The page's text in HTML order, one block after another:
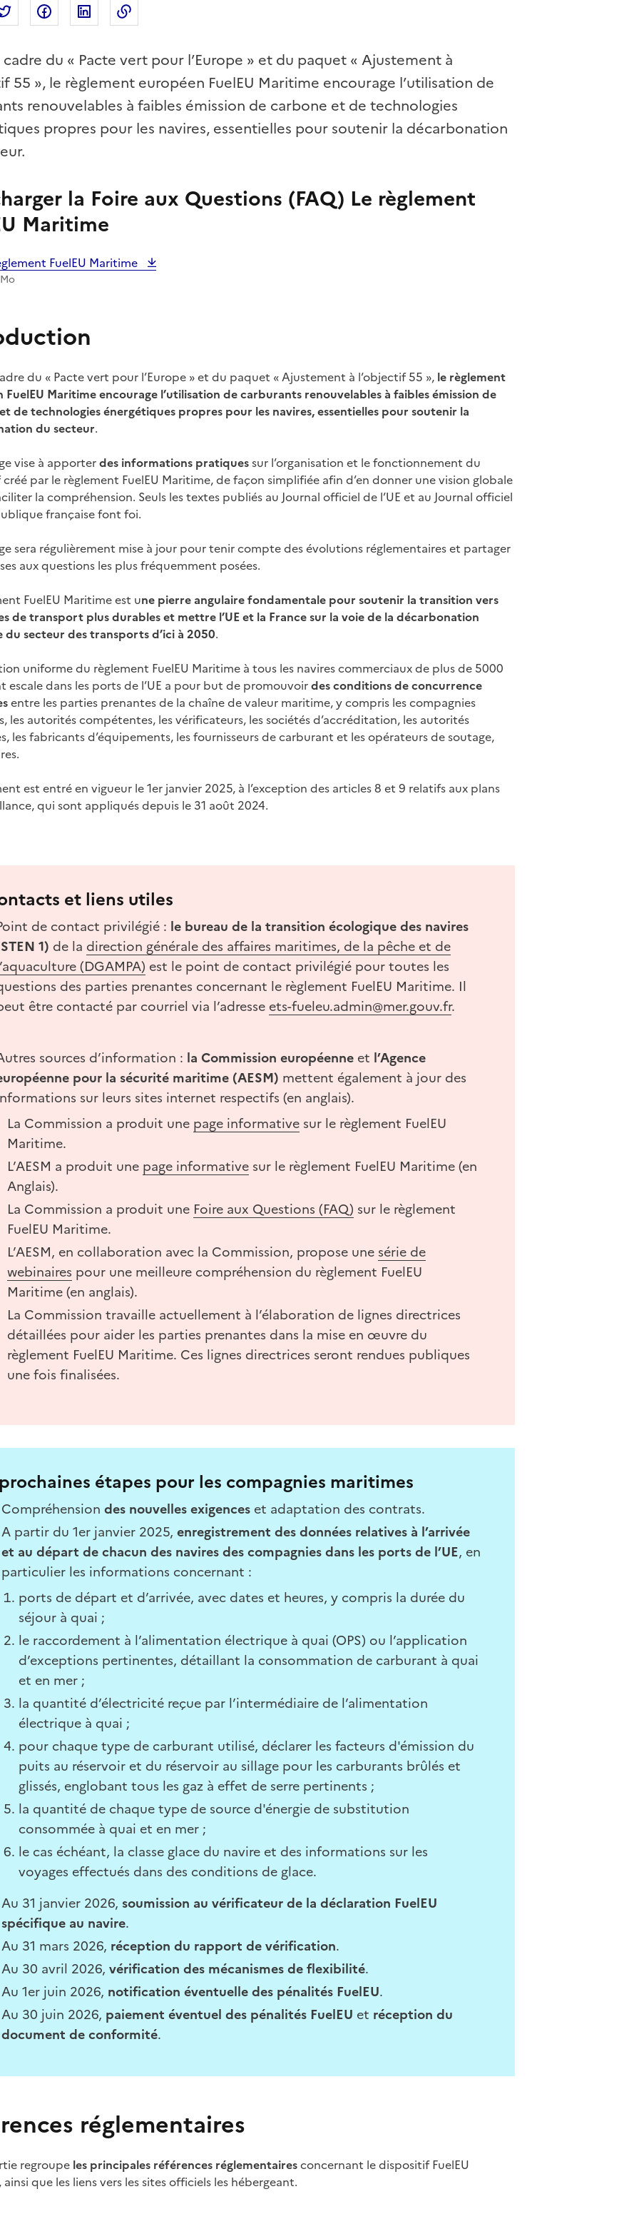
par mail
Partager sur Twitter
Partager sur Facebook
Partager sur Linkedin
cadre du « Pacte vert pour l’Europe » et du paquet « Ajustement à
55 », le règlement européen FuelEU Maritime encourage l’utilisation de
renouvelables à faibles émission de carbone et de technologies
propres pour les navires, essentielles pour soutenir la décarbonation
la Foire aux Questions (FAQ) Le règlement
Maritime
: FuelEU Maritime
du « Pacte vert pour l’Europe » et du paquet « Ajustement à l’objectif 55 », le règlement
FuelEU Maritime encourage l’utilisation de carburants renouvelables à faibles émission de
de technologies énergétiques propres pour les navires, essentielles pour soutenir la
du secteur.
vise à apporterdes informations pratiquessur l’organisation et le fonctionnement du
par le règlement FuelEU Maritime, de façon simplifiée afin d’en donner une vision globale
la compréhension. Seuls les textes publiés au Journal officiel de l’UE et au Journal officiel
française font foi.
sera régulièrement mise à jour pour tenir compte des évolutions réglementaires et partager
aux questions les plus fréquemment posées.
FuelEU Maritime est une pierre angulaire fondamentale pour soutenir la transition vers
de transport plus durables et mettre l’UE et la France sur la voie de la décarbonation
secteur des transports d’ici à 2050.
uniforme du règlement FuelEU Maritime à tous les navires commerciaux de plus de 5000
escale dans les ports de l’UE a pour but de promouvoirdes conditions de concurrence
entre les parties prenantes de la chaîne de valeur maritime, y compris les compagnies
les autorités compétentes, les vérificateurs, les sociétés d’accréditation, les autorités
les fabricants d’équipements, les fournisseurs de carburant et les opérateurs de soutage,
est entré en vigueur le 1er janvier 2025, à l’exception des articles 8 et 9 relatifs aux plans
qui sont appliqués depuis le 31 août 2024.
et liens utiles
de contact privilégié : le bureau de la transition écologique des navires
1) de la direction générale des affaires maritimes, de la pêche et de
(DGAMPA) est le point de contact privilégié pour toutes les
des parties prenantes concernant le règlement FuelEU Maritime. Il
être contacté par courriel via l’adresse ets-fueleu.admin@mer.gouv.fr.
sources d’information : la Commission européenne et l’Agence
pour la sécurité maritime (AESM) mettent également à jour des
sur leurs sites internet respectifs (en anglais).
La Commission a produit une page informative sur le règlement FuelEU
Maritime.
L’AESM a produit une page informative sur le règlement FuelEU Maritime (en
Anglais).
La Commission a produit une Foire aux Questions (FAQ) sur le règlement
FuelEU Maritime.
L’AESM, en collaboration avec la Commission, propose une série de
webinaires pour une meilleure compréhension du règlement FuelEU
Maritime (en anglais).
La Commission travaille actuellement à l’élaboration de lignes directrices
détaillées pour aider les parties prenantes dans la mise en œuvre du
règlement FuelEU Maritime. Ces lignes directrices seront rendues publiques
une fois finalisées.
étapes pour les compagnies maritimes
Compréhension des nouvelles exigences et adaptation des contrats.
A partir du 1er janvier 2025, enregistrement des données relatives à l’arrivée
et au départ de chacun des navires des compagnies dans les ports de l’UE, en
particulier les informations concernant :
ports de départ et d’arrivée, avec dates et heures, y compris la durée du
séjour à quai ;
le raccordement à l’alimentation électrique à quai (OPS) ou l’application
d’exceptions pertinentes, détaillant la consommation de carburant à quai
et en mer ;
la quantité d’électricité reçue par l’intermédiaire de l’alimentation
électrique à quai ;
pour chaque type de carburant utilisé, déclarer les facteurs d'émission du
puits au réservoir et du réservoir au sillage pour les carburants brûlés et
glissés, englobant tous les gaz à effet de serre pertinents ;
la quantité de chaque type de source d'énergie de substitution
consommée à quai et en mer ;
le cas échéant, la classe glace du navire et des informations sur les
voyages effectués dans des conditions de glace.
Au 31 janvier 2026, soumission au vérificateur de la déclaration FuelEU
spécifique au navire.
Au 31 mars 2026, réception du rapport de vérification.
Au 30 avril 2026, vérification des mécanismes de flexibilité.
Au 1er juin 2026, notification éventuelle des pénalités FuelEU.
Au 30 juin 2026, paiement éventuel des pénalités FuelEU et réception du
document de conformité.
réglementaires
regroupe les principales références réglementairesconcernant le dispositif FuelEU
que les liens vers les sites officiels les hébergeant.